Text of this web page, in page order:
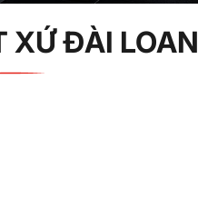
XỨ ĐÀI LOAN